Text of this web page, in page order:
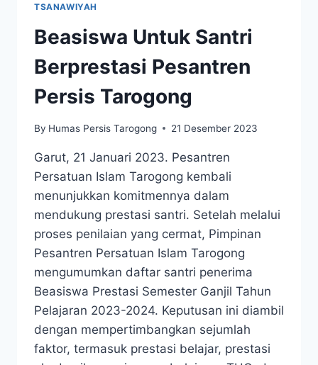
TSANAWIYAH
Beasiswa Untuk Santri
Berprestasi Pesantren
Persis Tarogong
By Humas Persis Tarogong 21 Desember 2023
Garut, 21 Januari 2023. Pesantren
Persatuan Islam Tarogong kembali
menunjukkan komitmennya dalam
mendukung prestasi santri. Setelah melalui
proses penilaian yang cermat, Pimpinan
Pesantren Persatuan Islam Tarogong
mengumumkan daftar santri penerima
Beasiswa Prestasi Semester Ganjil Tahun
Pelajaran 2023-2024. Keputusan ini diambil
dengan mempertimbangkan sejumlah
faktor, termasuk prestasi belajar, prestasi